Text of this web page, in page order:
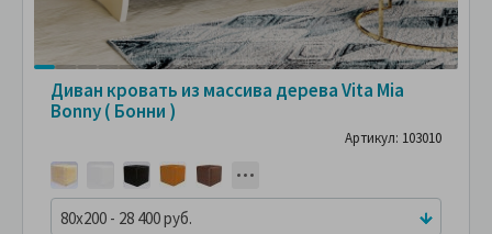
Диван кровать из массива дерева Vita Mia
Bonny ( Бонни )
Артикул: 103010
80x200 - 28 400 руб.